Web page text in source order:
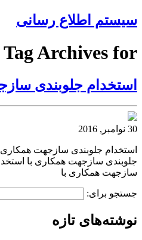
سیستم اطلاع رسانی
Tag Archives for با سازجهت
استخدام جلوبندی
30 نوامبر, 2016
استخدام جلوبندی سازجهت همکاری
جلوبندی سازجهت همکاری با
سازجهت همکاری با
جستجو برای:
نوشته‌های تازه